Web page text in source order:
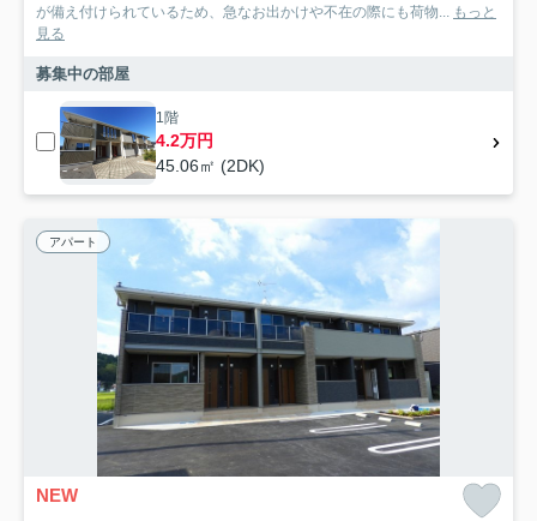
が備え付けられているため、急なお出かけや不在の際にも荷物... もっと
見る
募集中の部屋
1階
4.2万円
45.06㎡ (2DK)
アパート
NEW